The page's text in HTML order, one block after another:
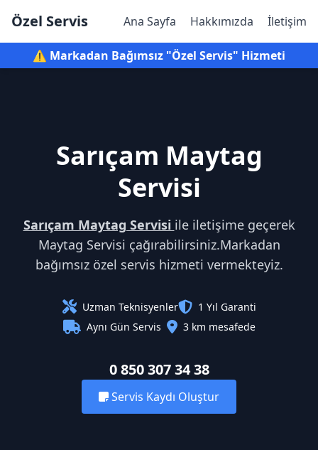
Özel Servis Ana Sayfa Hakkımızda İletişim
⚠️ Markadan Bağımsız "Özel Servis" Hizmeti
Sarıçam Maytag
Servisi
Sarıçam Maytag Servisi ile iletişime geçerek
Maytag Servisi çağırabilirsiniz.Markadan
bağımsız özel servis hizmeti vermekteyiz.
Uzman Teknisyenler
1 Yıl Garanti
Aynı Gün Servis
3 km mesafede
0 850 307 34 38
Servis Kaydı Oluştur